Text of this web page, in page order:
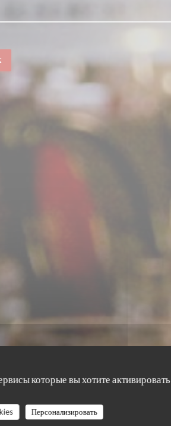
которые вы хотите активировать
Персонализировать